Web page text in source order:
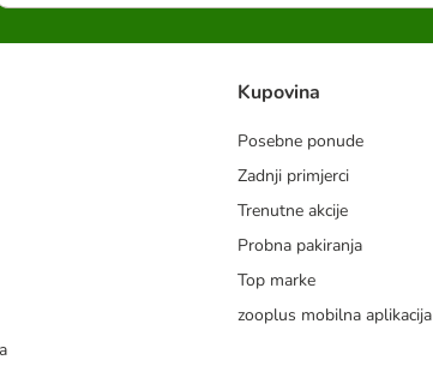
Kupovina
Posebne ponude
Zadnji primjerci
Trenutne akcije
Probna pakiranja
Top marke
zooplus mobilna aplikacija